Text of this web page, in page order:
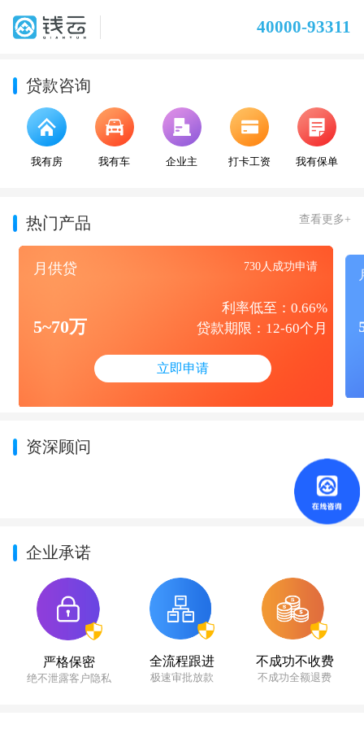
40000-93311
贷款咨询
我有房 我有车 企业主 打卡工资 我有保单
热门产品 查看更多+
月供贷 730人成功申请
5~70万
利率低至：0.66%
贷款期限：12-60个月
立即申请
资深顾问
企业承诺
严格保密
绝不泄露客户隐私
全流程跟进
极速审批放款
不成功不收费
不成功全额退费